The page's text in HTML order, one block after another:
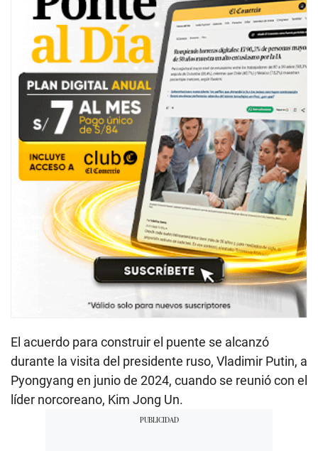
El acuerdo para construir el puente se alcanzó
durante la visita del presidente ruso, Vladimir Putin, a
Pyongyang en junio de 2024, cuando se reunió con el
líder norcoreano, Kim Jong Un.